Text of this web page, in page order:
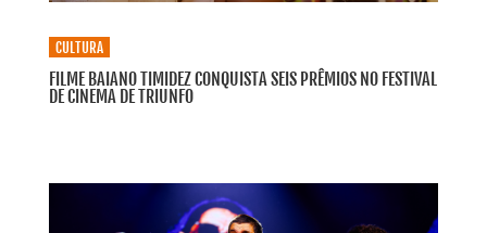
CULTURA
FILME BAIANO TIMIDEZ CONQUISTA SEIS PRÊMIOS NO FESTIVAL
DE CINEMA DE TRIUNFO